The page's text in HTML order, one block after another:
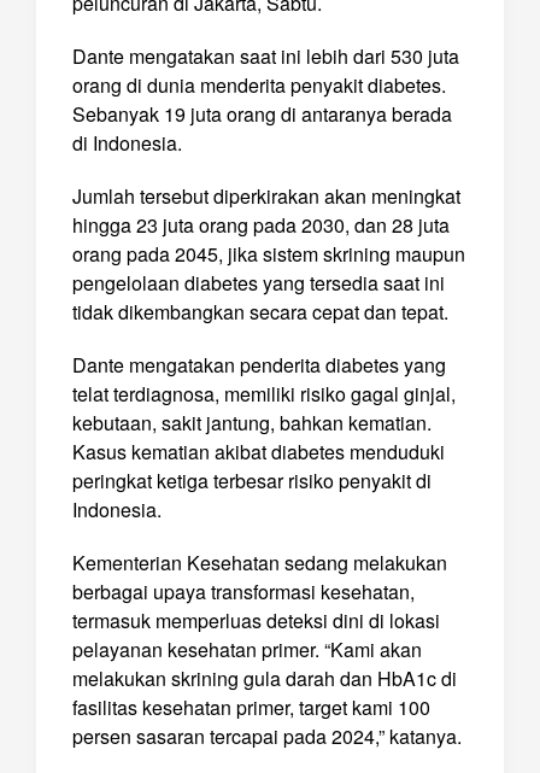
Dante mengatakan saat ini lebih dari 530 juta
orang di dunia menderita penyakit diabetes.
Sebanyak 19 juta orang di antaranya berada
di Indonesia.
Jumlah tersebut diperkirakan akan meningkat
hingga 23 juta orang pada 2030, dan 28 juta
orang pada 2045, jika sistem skrining maupun
pengelolaan diabetes yang tersedia saat ini
tidak dikembangkan secara cepat dan tepat.
Dante mengatakan penderita diabetes yang
telat terdiagnosa, memiliki risiko gagal ginjal,
kebutaan, sakit jantung, bahkan kematian.
Kasus kematian akibat diabetes menduduki
peringkat ketiga terbesar risiko penyakit di
Indonesia.
Kementerian Kesehatan sedang melakukan
berbagai upaya transformasi kesehatan,
termasuk memperluas deteksi dini di lokasi
pelayanan kesehatan primer. “Kami akan
melakukan skrining gula darah dan HbA1c di
fasilitas kesehatan primer, target kami 100
persen sasaran tercapai pada 2024,” katanya.